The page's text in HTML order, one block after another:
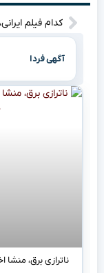
آگهی فردا
ناترازی برق،